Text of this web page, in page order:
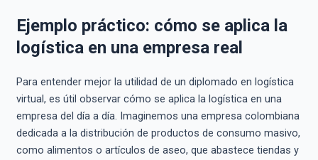
Ejemplo práctico: cómo se aplica la
logística en una empresa real
Para entender mejor la utilidad de un diplomado en logística
virtual, es útil observar cómo se aplica la logística en una
empresa del día a día. Imaginemos una empresa colombiana
dedicada a la distribución de productos de consumo masivo,
como alimentos o artículos de aseo, que abastece tiendas y